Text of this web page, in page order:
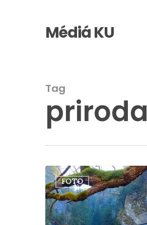
Médiá KU
Tag
priroda
Jesenná
Kvačianska
dolina
FOTO